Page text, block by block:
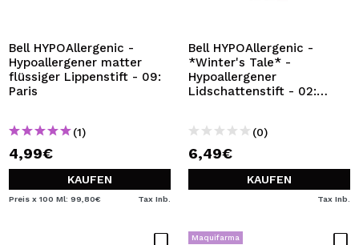
Bell HYPOAllergenic -
Hypoallergener matter
flüssiger Lippenstift - 09:
Paris
(1)
4,99€
KAUFEN
Preis x 100 Ml: 99,80€ Tax Inb.
Bell HYPOAllergenic -
*Winter's Tale* -
Hypoallergener
Lidschattenstift - 02:
(0)
6,49€
KAUFEN
Tax Inb.
Maquifarma